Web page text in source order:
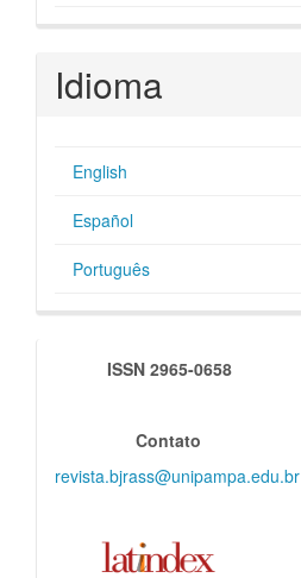
Idioma
English
Español
Português
indexadores
ISSN 2965-0658
Contato
revista.bjrass@unipampa.edu.br